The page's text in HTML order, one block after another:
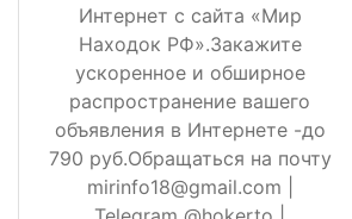
Интернет с сайта «Мир
Находок РФ».Закажите
ускоренное и обширное
распространение вашего
объявления в Интернете -до
790 руб.Обращаться на почту
mirinfo18@gmail.com |